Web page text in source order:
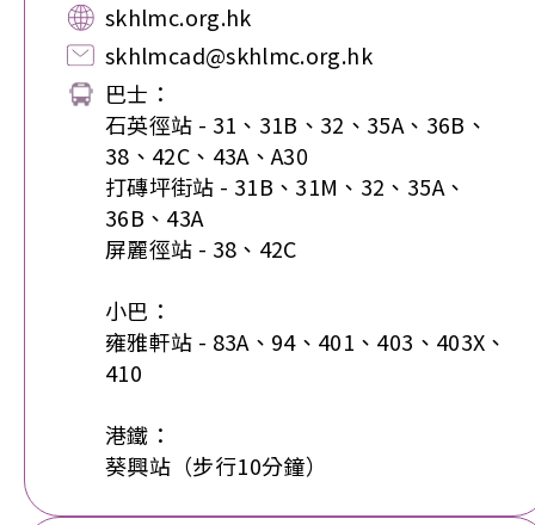
skhlmc.org.hk
skhlmcad@skhlmc.org.hk
巴士：
石英徑站 - 31、31B、32、35A、36B、
38、42C、43A、A30
打磚坪街站 - 31B、31M、32、35A、
36B、43A
屏麗徑站 - 38、42C
小巴：
雍雅軒站 - 83A、94、401、403、403X、
410
港鐵：
葵興站（步行10分鐘）